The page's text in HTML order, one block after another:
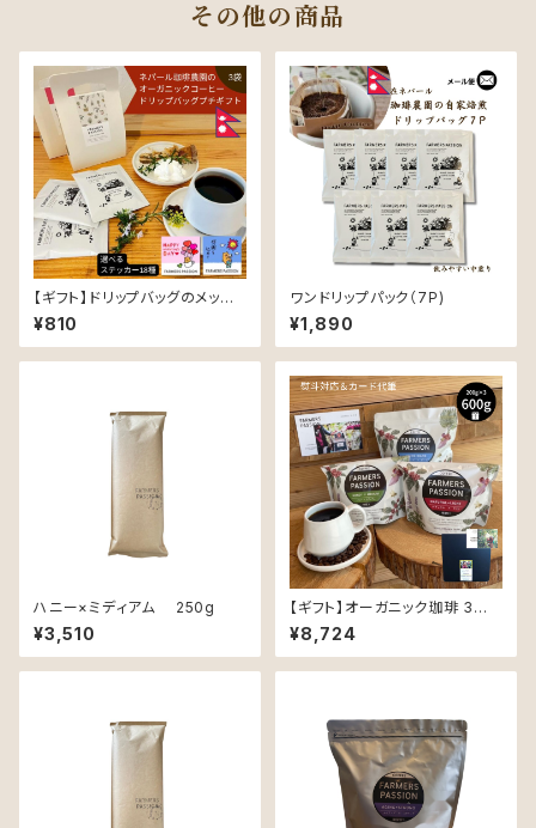
その他の商品
【ギフト】ドリップバッグのメッセ
ージギフト【ドリップパック3袋】
¥810
ワンドリップパック（7P)
¥1,890
ハニー×ミディアム 250g
¥3,510
【ギフト】オーガニック珈琲 3種 (
各200g )ギフトセット 〜同じ豆
も精製と焙煎でこんなに変わ
る！ 〜 ( オリジナルポストカード
¥8,724